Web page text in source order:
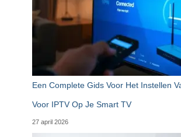
Een Complete Gids Voor Het Instellen
Voor IPTV Op Je Smart TV
27 april 2026